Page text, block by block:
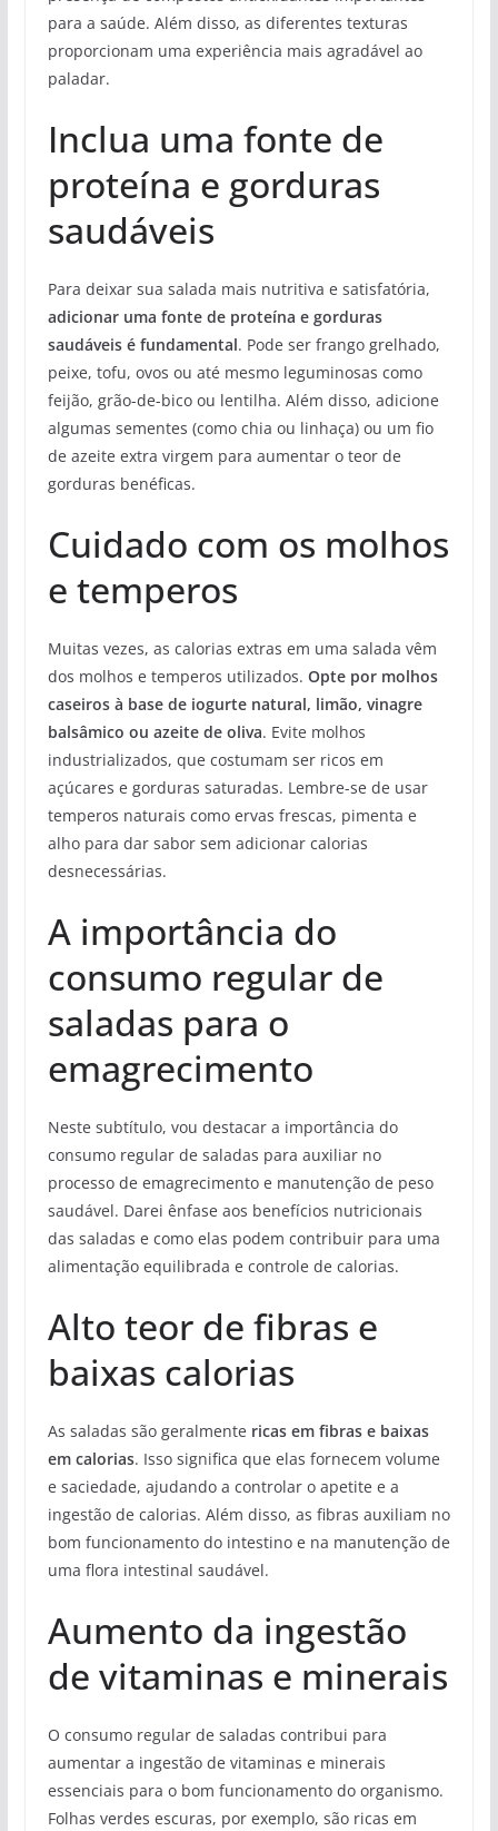
para a saúde. Além disso, as diferentes texturas
proporcionam uma experiência mais agradável ao
paladar.
Inclua uma fonte de
proteína e gorduras
saudáveis
Para deixar sua salada mais nutritiva e satisfatória,
adicionar uma fonte de proteína e gorduras
saudáveis é fundamental. Pode ser frango grelhado,
peixe, tofu, ovos ou até mesmo leguminosas como
feijão, grão-de-bico ou lentilha. Além disso, adicione
algumas sementes (como chia ou linhaça) ou um fio
de azeite extra virgem para aumentar o teor de
gorduras benéficas.
Cuidado com os molhos
e temperos
Muitas vezes, as calorias extras em uma salada vêm
dos molhos e temperos utilizados. Opte por molhos
caseiros à base de iogurte natural, limão, vinagre
balsâmico ou azeite de oliva. Evite molhos
industrializados, que costumam ser ricos em
açúcares e gorduras saturadas. Lembre-se de usar
temperos naturais como ervas frescas, pimenta e
alho para dar sabor sem adicionar calorias
desnecessárias.
A importância do
consumo regular de
saladas para o
emagrecimento
Neste subtítulo, vou destacar a importância do
consumo regular de saladas para auxiliar no
processo de emagrecimento e manutenção de peso
saudável. Darei ênfase aos benefícios nutricionais
das saladas e como elas podem contribuir para uma
alimentação equilibrada e controle de calorias.
Alto teor de fibras e
baixas calorias
As saladas são geralmente ricas em fibras e baixas
em calorias. Isso significa que elas fornecem volume
e saciedade, ajudando a controlar o apetite e a
ingestão de calorias. Além disso, as fibras auxiliam no
bom funcionamento do intestino e na manutenção de
uma flora intestinal saudável.
Aumento da ingestão
de vitaminas e minerais
O consumo regular de saladas contribui para
aumentar a ingestão de vitaminas e minerais
essenciais para o bom funcionamento do organismo.
Folhas verdes escuras, por exemplo, são ricas em